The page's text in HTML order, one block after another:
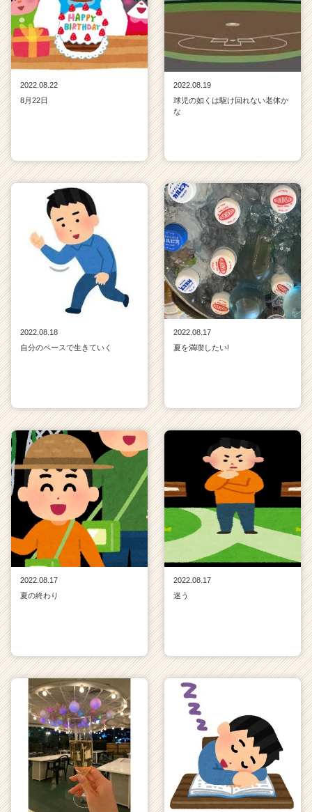
2022.08.22
8月22日
2022.08.19
球児の如くは駆け回れない老体か
な
2022.08.18
自分のペースで生きていく
2022.08.17
夏を満喫したい!
2022.08.17
夏の終わり
2022.08.17
迷う